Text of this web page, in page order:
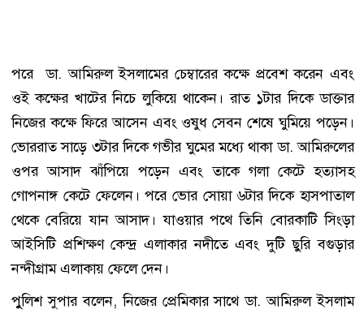
পরে ডা. আমিরুল ইসলামের চেম্বারের কক্ষে প্রবেশ করেন এবং
ওই কক্ষের খাটের নিচে লুকিয়ে থাকেন। রাত ১টার দিকে ডাক্তার
নিজের কক্ষে ফিরে আসেন এবং ওষুধ সেবন শেষে ঘুমিয়ে পড়েন।
ভোররাত সাড়ে ৩টার দিকে গভীর ঘুমের মধ্যে থাকা ডা. আমিরুলের
ওপর আসাদ ঝাঁপিয়ে পড়েন এবং তাকে গলা কেটে হত্যাসহ
গোপনাঙ্গ কেটে ফেলেন। পরে ভোর সোয়া ৬টার দিকে হাসপাতাল
থেকে বেরিয়ে যান আসাদ। যাওয়ার পথে তিনি বোরকাটি সিংড়া
আইসিটি প্রশিক্ষণ কেন্দ্র এলাকার নদীতে এবং দুটি ছুরি বগুড়ার
নন্দীগ্রাম এলাকায় ফেলে দেন।
পুুলিশ সুপার বলেন, নিজের প্রেমিকার সাথে ডা. আমিরুল ইসলাম